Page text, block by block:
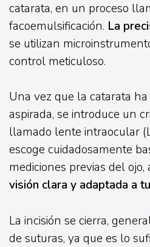
catarata, en un proceso
facoemulsificación. La
se utilizan
control meticuloso.
Una vez que la catarata
aspirada, se introduce un
llamado lente intraocular
escoge cuidadosamente
mediciones previas del
visión clara y adaptada a
La incisión se cierra,
de suturas, ya que es lo